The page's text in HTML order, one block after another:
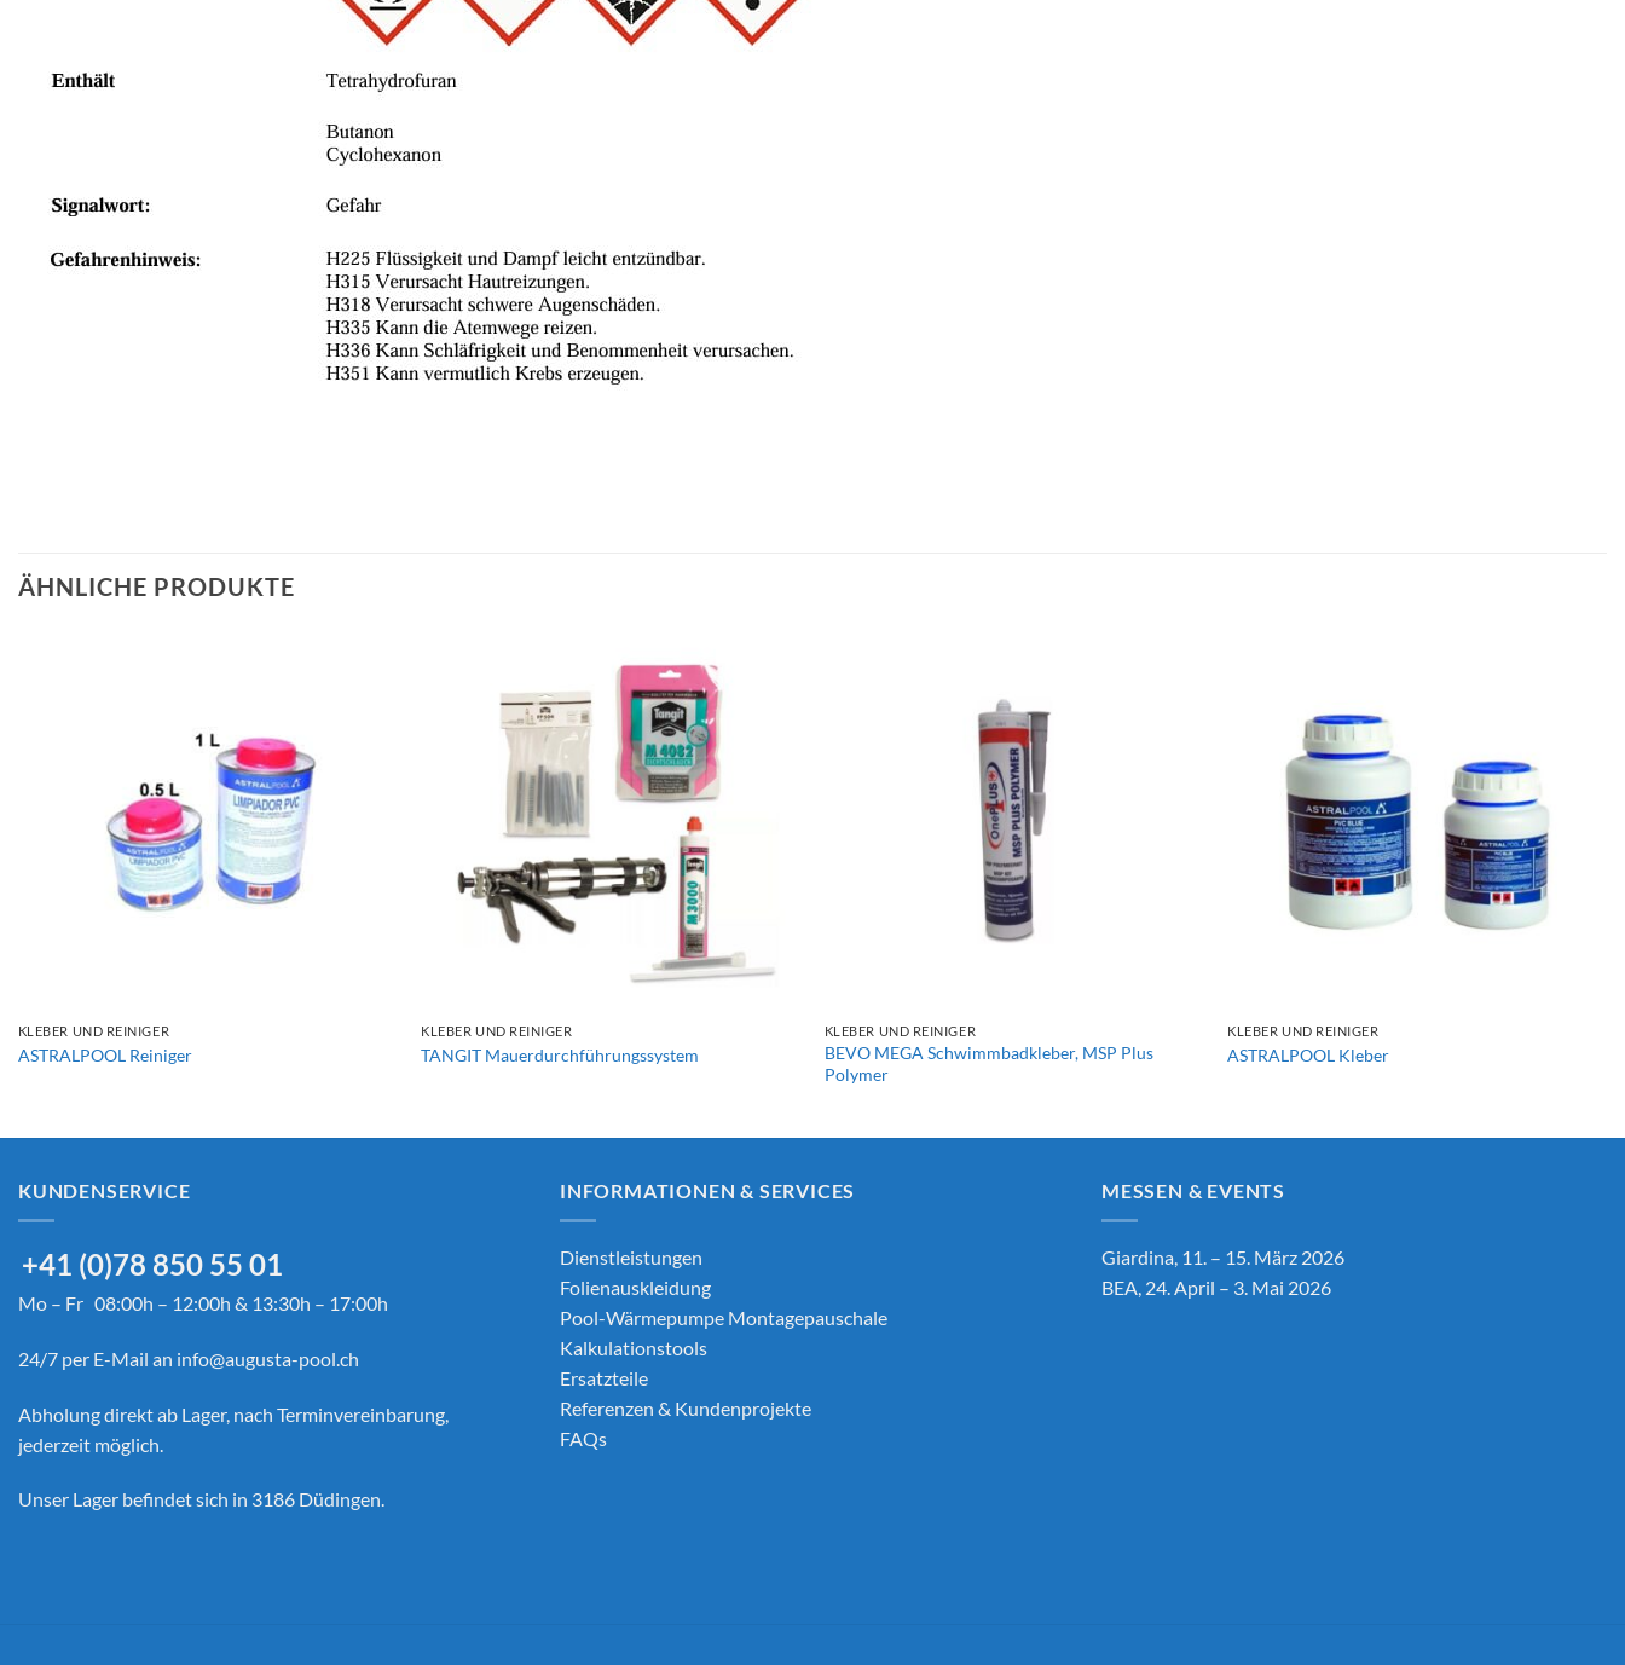
ÄHNLICHE PRODUKTE
KLEBER UND REINIGER
ASTRALPOOL Reiniger
KLEBER UND REINIGER
TANGIT Mauerdurchführungssystem
KLEBER UND REINIGER
BEVO MEGA Schwimmbadkleber, MSP Plus
Polymer
KLEBER UND REINIGER
ASTRALPOOL Kleber
KUNDENSERVICE
+41 (0)78 850 55 01
Mo – Fr 08:00h – 12:00h & 13:30h – 17:00h
24/7 per E-Mail an info@augusta-pool.ch
Abholung direkt ab Lager, nach Terminvereinbarung,
jederzeit möglich.
Unser Lager befindet sich in 3186 Düdingen.
INFORMATIONEN & SERVICES
Dienstleistungen
Folienauskleidung
Pool-Wärmepumpe Montagepauschale
Kalkulationstools
Ersatzteile
Referenzen & Kundenprojekte
FAQs
MESSEN & EVENTS
Giardina, 11. – 15. März 2026
BEA, 24. April – 3. Mai 2026